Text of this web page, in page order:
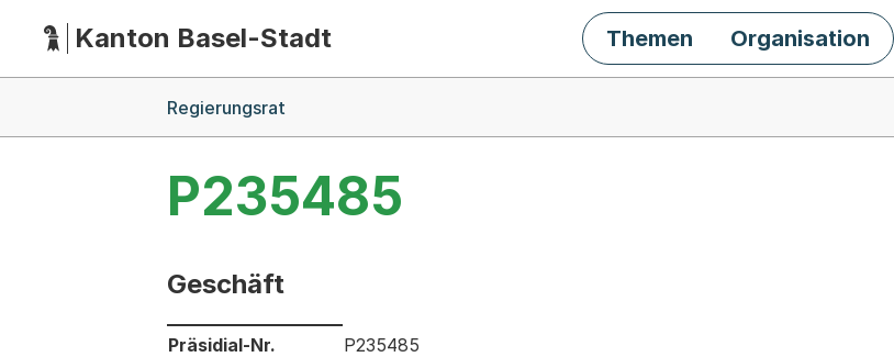
HauptnavigationKanton Basel-Stadt Themen Organisation
Regierungsrat
P235485
Geschäft
Informationen zum Ausgewählten Geschäft
Präsidial-Nr.
P235485